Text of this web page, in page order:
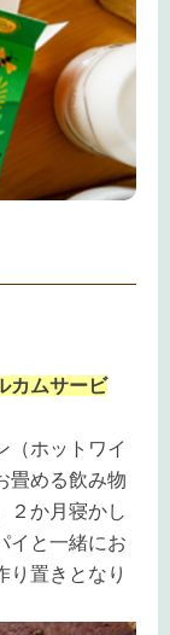
カムサービ
（ホットワイ
畳める飲み物
２か月寝かし
イと一緒にお
り置きとなり